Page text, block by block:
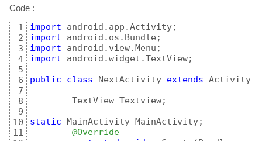
16
17
18
19
20
21
22
23
24
25
26
27
28
		setContentView
		EditText1 =
		Button1 =
(Button
		Button1.setOnClickListener
public
void
Code :
1
2
3
4
5
6
7
8
9
10
11
12
import
import
import
import android.widget.TextView;
public
class NextActivity extends Activity
static MainActivity MainActivity;
@Override
protected
void onCreate (Bundle